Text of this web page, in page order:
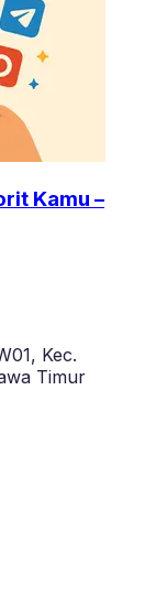
Kamu –
Kec.
Timur